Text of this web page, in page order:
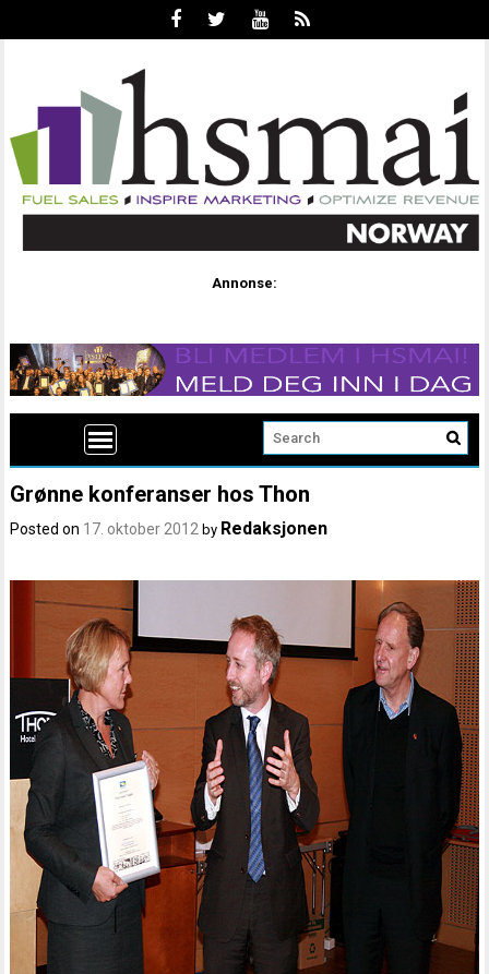
Annonse:
Grønne konferanser hos Thon
Posted on 17. oktober 2012 by Redaksjonen